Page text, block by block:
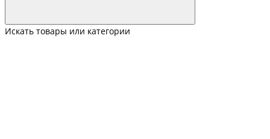
Искать товары или категории